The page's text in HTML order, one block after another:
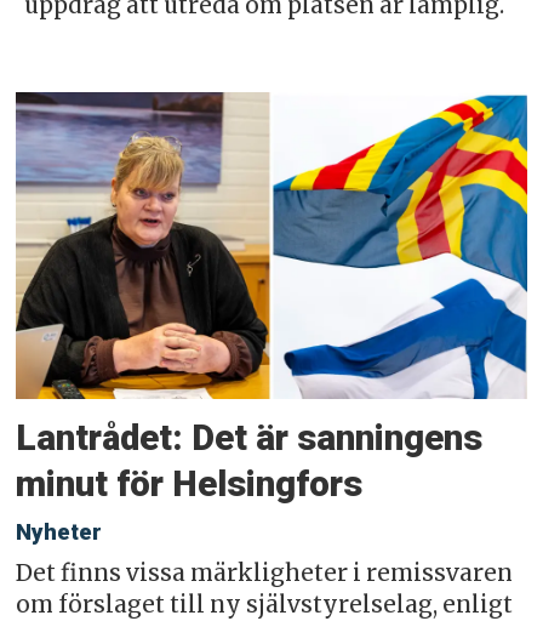
Lantrådet: Det är sanningens
minut för Helsingfors
Nyheter
Det finns vissa märkligheter i remissvaren
om förslaget till ny självstyrelselag, enligt